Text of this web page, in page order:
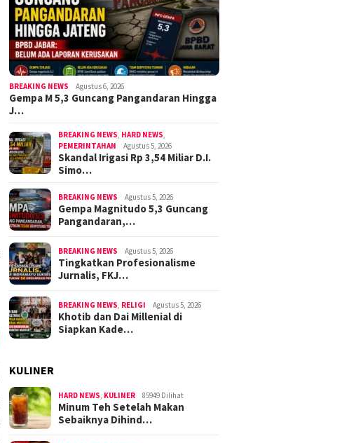
BREAKING NEWS Agustus 6, 2026
Gempa M 5,3 Guncang Pangandaran Hingga
J…
BREAKING NEWS HARD NEWS
PEMERINTAHAN
Agustus 5, 2026
Skandal Irigasi Rp 3,54 Miliar D.I.
Simo…
BREAKING NEWS Agustus 5, 2026
Gempa Magnitudo 5,3 Guncang
Pangandaran,…
BREAKING NEWS Agustus 5, 2026
Tingkatkan Profesionalisme
Jurnalis, FKJ…
BREAKING NEWS RELIGI Agustus 5, 2026
Khotib dan Dai Millenial di
Siapkan Kade…
KULINER
HARD NEWS KULINER 85949 Dilihat
Minum Teh Setelah Makan
Sebaiknya Dihind…